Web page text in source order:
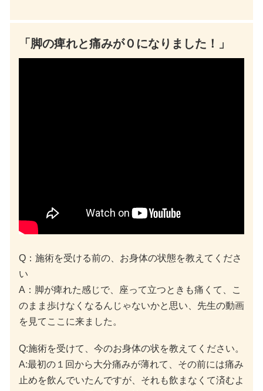
「脚の痺れと痛みが０になりました！」
Q：施術を受ける前の、お身体の状態を教えてくださ
い
A：脚が痺れた感じで、座って立つときも痛くて、こ
のまま歩けなくなるんじゃないかと思い、先生の動画
を見てここに来ました。
Q:施術を受けて、今のお身体の状を教えてください。
A:最初の１回から大分痛みが薄れて、その前には痛み
止めを飲んでいたんですが、それも飲まなくて済むよ